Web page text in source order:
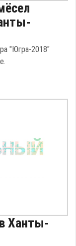
"Югра-2018"
Ханты-